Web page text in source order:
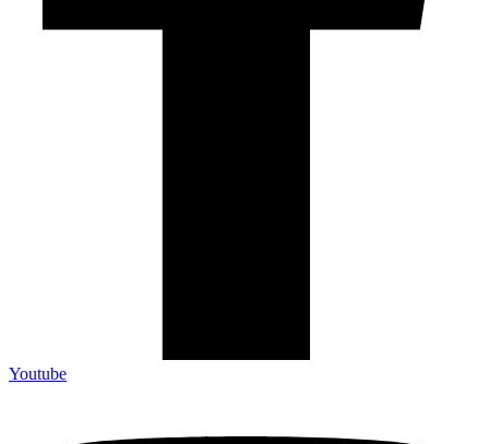
Youtube